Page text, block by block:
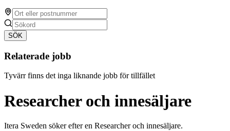
SÖK
Relaterade jobb
Tyvärr finns det inga liknande jobb för tillfället
Researcher och innesäljare
Itera Sweden söker efter en Researcher och innesäljare.